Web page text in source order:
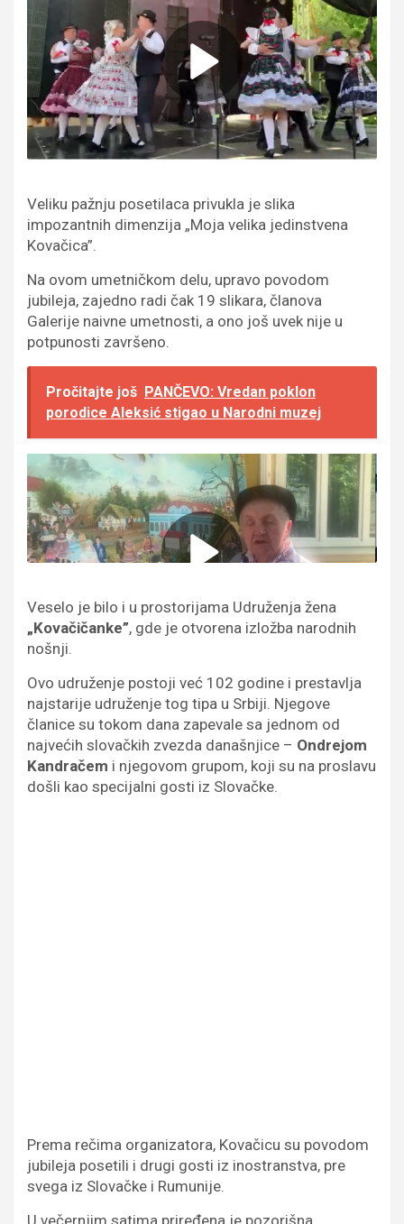
Veliku pažnju posetilaca privukla je slika
impozantnih dimenzija „Moja velika jedinstvena
Kovačica”.
Na ovom umetničkom delu, upravo povodom
jubileja, zajedno radi čak 19 slikara, članova
Galerije naivne umetnosti, a ono još uvek nije u
potpunosti završeno.
Pročitajte još PANČEVO: Vredan poklon
porodice Aleksić stigao u Narodni muzej
Veselo je bilo i u prostorijama Udruženja žena
„Kovačičanke”, gde je otvorena izložba narodnih
nošnji.
Ovo udruženje postoji već 102 godine i prestavlja
najstarije udruženje tog tipa u Srbiji. Njegove
članice su tokom dana zapevale sa jednom od
najvećih slovačkih zvezda današnjice – Ondrejom
Kandračem i njegovom grupom, koji su na proslavu
došli kao specijalni gosti iz Slovačke.
Prema rečima organizatora, Kovačicu su povodom
jubileja posetili i drugi gosti iz inostranstva, pre
svega iz Slovačke i Rumunije.